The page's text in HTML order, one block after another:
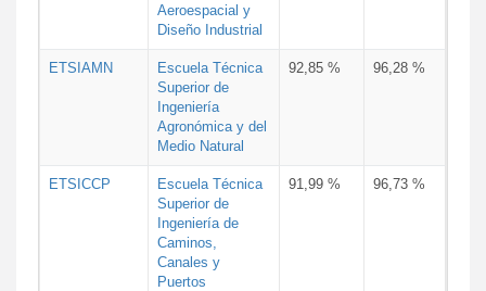
Aeroespacial y
Diseño Industrial
ETSIAMN
Escuela Técnica
Superior de
Ingeniería
Agronómica y del
Medio Natural
92,85 % 96,28 %
ETSICCP
Escuela Técnica
Superior de
Ingeniería de
Caminos,
Canales y
Puertos
91,99 % 96,73 %